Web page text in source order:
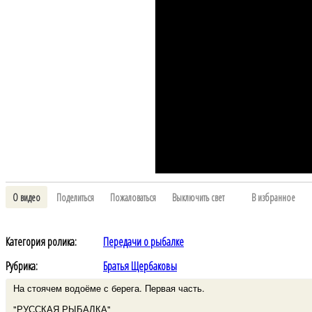
О видео Поделиться Пожаловаться Выключить свет В избранное
Категория ролика:
Передачи о рыбалке
Рубрика:
Братья Щербаковы
На стоячем водоёме с берега. Первая часть.
"РУССКАЯ РЫБАЛКА"